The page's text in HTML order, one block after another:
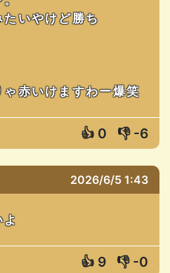
いやけど勝ち
赤いけますわー爆笑
👍 0 👎 -6
2026/6/5 1:43
👍 9 👎 -0